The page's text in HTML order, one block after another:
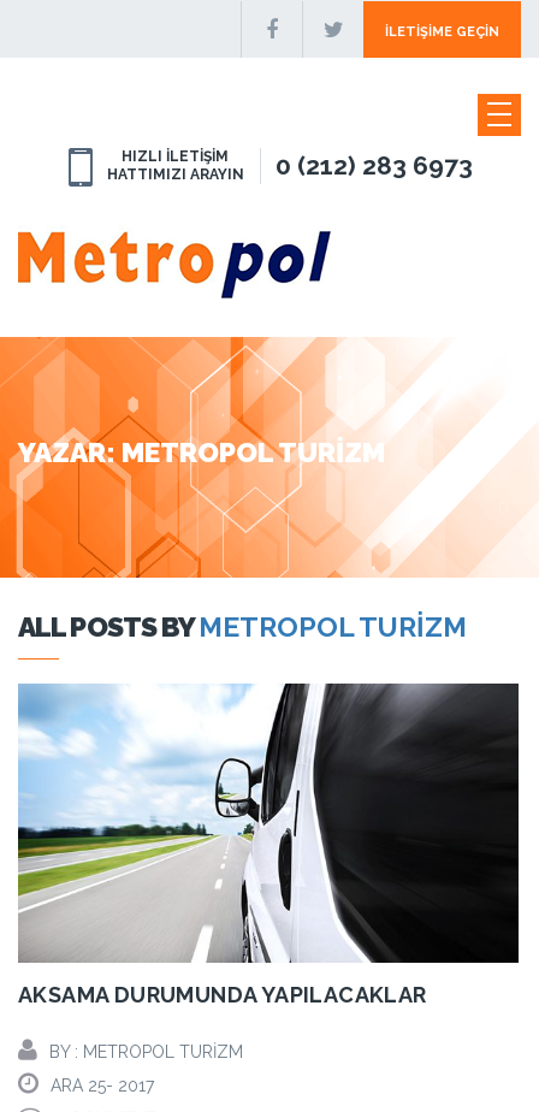
İLETIŞIME GEÇIN
HIZLI İLETİŞİM
HATTIMIZI ARAYIN
0 (212) 283 6973
YAZAR: METROPOL TURIZM
ALL POSTS BYMETROPOL TURIZM
AKSAMA DURUMUNDA YAPILACAKLAR
BY : METROPOL TURIZM
ARA 25- 2017